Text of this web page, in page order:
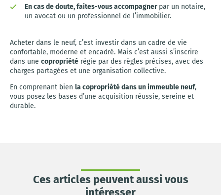
En cas de doute, faites-vous accompagner par un notaire,
un avocat ou un professionnel de l’immobilier.
Acheter dans le neuf, c’est investir dans un cadre de vie
confortable, moderne et encadré. Mais c’est aussi s’inscrire
dans une copropriété régie par des règles précises, avec des
charges partagées et une organisation collective.
En comprenant bien la copropriété dans un immeuble neuf,
vous posez les bases d’une acquisition réussie, sereine et
durable.
Ces articles peuvent aussi vous
intéresser